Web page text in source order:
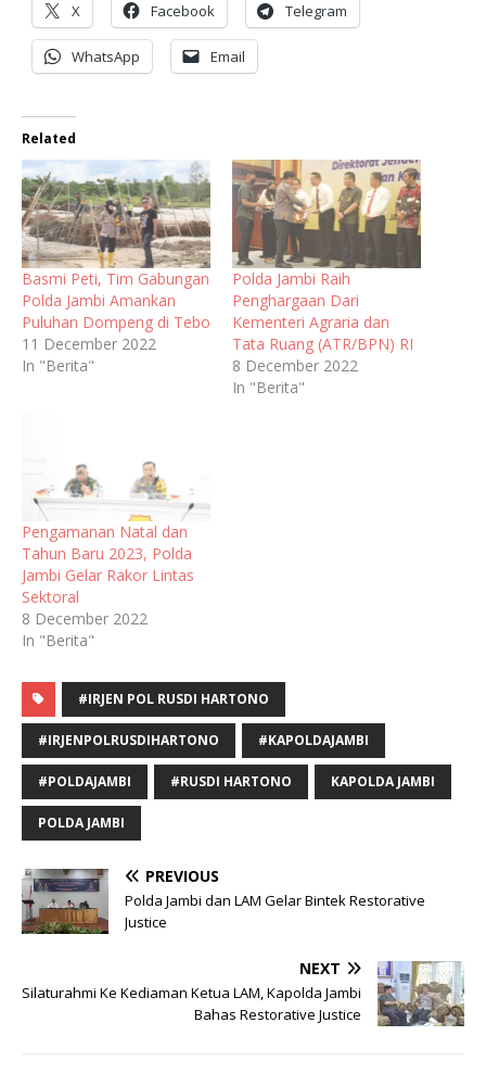
X Facebook Telegram
WhatsApp Email
Related
Basmi Peti, Tim Gabungan
Polda Jambi Amankan
Puluhan Dompeng di Tebo
11 December 2022
In "Berita"
Polda Jambi Raih
Penghargaan Dari
Kementeri Agraria dan
Tata Ruang (ATR/BPN) RI
8 December 2022
In "Berita"
Pengamanan Natal dan
Tahun Baru 2023, Polda
Jambi Gelar Rakor Lintas
Sektoral
8 December 2022
In "Berita"
#IRJEN POL RUSDI HARTONO
#IRJENPOLRUSDIHARTONO #KAPOLDAJAMBI
#POLDAJAMBI #RUSDI HARTONO KAPOLDA JAMBI
POLDA JAMBI
PREVIOUS
Polda Jambi dan LAM Gelar Bintek Restorative
Justice
NEXT
Silaturahmi Ke Kediaman Ketua LAM, Kapolda Jambi
Bahas Restorative Justice